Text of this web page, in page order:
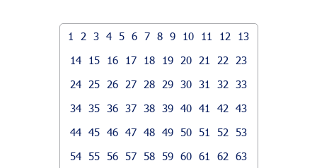
1 2 3 4 5 6 7 8 9 10 11 12
13
14
15 16 17 18 19 20 21 22
23
24
25 26 27 28 29 30 31 32
33
34 35 36 37 38 39 40 41 42
43
44 45 46 47 48 49 50 51 52
53
54 55 56 57 58 59 60 61 62
63